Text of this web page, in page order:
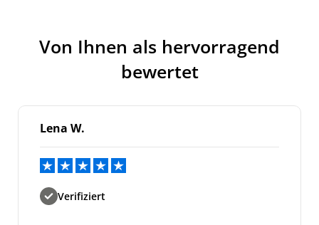
Von Ihnen als hervorragend
bewertet
Lena W.
Verifiziert